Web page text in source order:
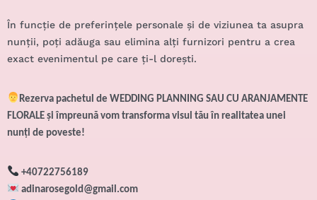
În funcție de preferințele personale și de viziunea ta asupra
nunții, poți adăuga sau elimina alți furnizori pentru a crea
exact evenimentul pe care ți-l dorești.
Rezerva pachetul de WEDDING PLANNING SAU CU ARANJAMENTE
FLORALE și împreună vom transforma visul tău în realitatea unei
nunți de poveste!
+40722756189
adinarosegold@gmail.com